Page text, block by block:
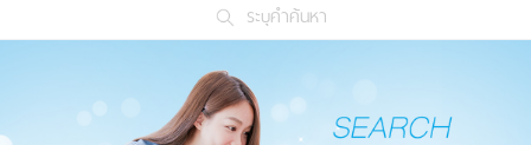
ระบุคำค้นหา